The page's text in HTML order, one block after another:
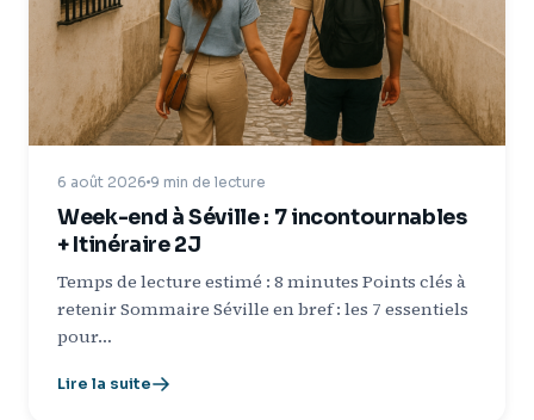
6 août 2026 9 min de lecture
Week-end à Séville : 7 incontournables
+ Itinéraire 2J
Temps de lecture estimé : 8 minutes Points clés à
retenir Sommaire Séville en bref : les 7 essentiels
pour…
Lire la suite